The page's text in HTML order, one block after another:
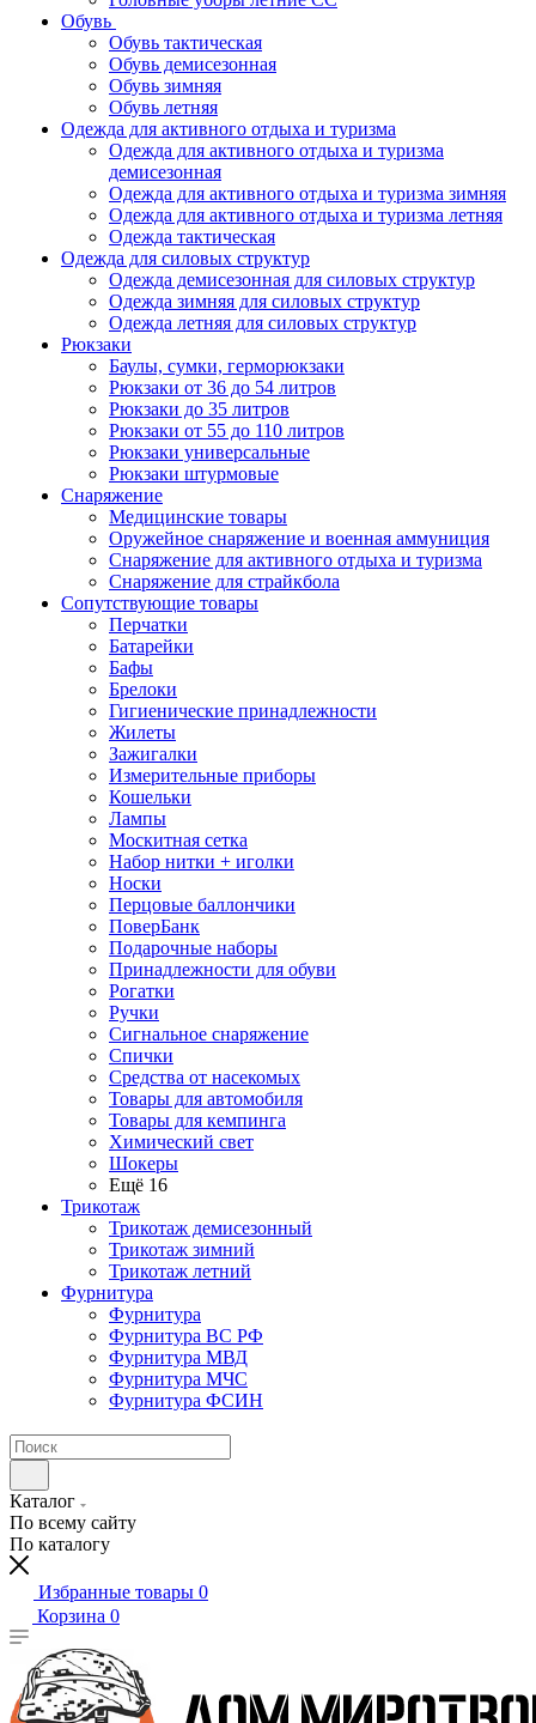
Обувь
Обувь тактическая
Обувь демисезонная
Обувь зимняя
Обувь летняя
Одежда для активного отдыха и туризма
Одежда для активного отдыха и туризма
демисезонная
Одежда для активного отдыха и туризма зимняя
Одежда для активного отдыха и туризма летняя
Одежда тактическая
Одежда для силовых структур
Одежда демисезонная для силовых структур
Одежда зимняя для силовых структур
Одежда летняя для силовых структур
Рюкзаки
Баулы, сумки, герморюкзаки
Рюкзаки от 36 до 54 литров
Рюкзаки до 35 литров
Рюкзаки от 55 до 110 литров
Рюкзаки универсальные
Рюкзаки штурмовые
Снаряжение
Медицинские товары
Оружейное снаряжение и военная аммуниция
Снаряжение для активного отдыха и туризма
Снаряжение для страйкбола
Сопутствующие товары
Перчатки
Батарейки
Бафы
Брелоки
Гигиенические принадлежности
Жилеты
Зажигалки
Измерительные приборы
Кошельки
Лампы
Москитная сетка
Набор нитки + иголки
Носки
Перцовые баллончики
ПоверБанк
Подарочные наборы
Принадлежности для обуви
Рогатки
Ручки
Сигнальное снаряжение
Спички
Средства от насекомых
Товары для автомобиля
Товары для кемпинга
Химический свет
Шокеры
Ещё 16
Трикотаж
Трикотаж демисезонный
Трикотаж зимний
Трикотаж летний
Фурнитура
Фурнитура
Фурнитура ВС РФ
Фурнитура МВД
Фурнитура МЧС
Фурнитура ФСИН
Каталог
По всему сайту
По каталогу
Избранные товары 0
Корзина 0